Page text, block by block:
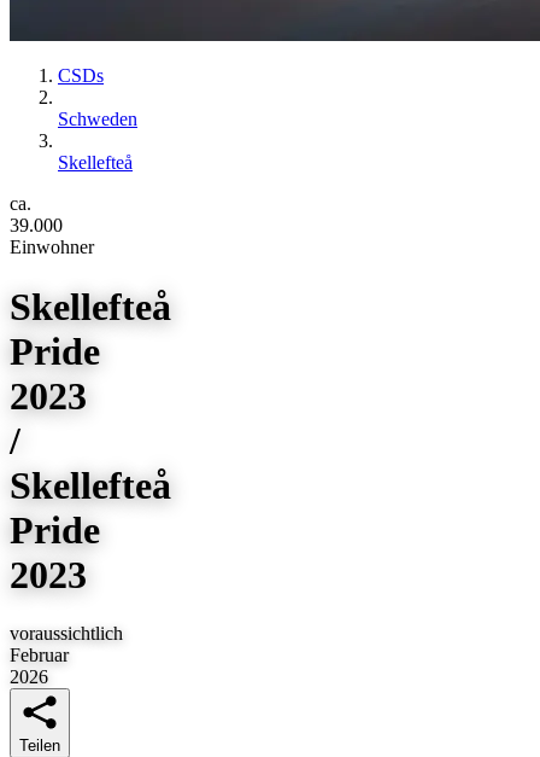
CSDs
Schweden
Skellefteå
ca.
39.000
Einwohner
Skellefteå
Pride
2023
/
Skellefteå
Pride
2023
voraussichtlich
Februar
2026
Teilen